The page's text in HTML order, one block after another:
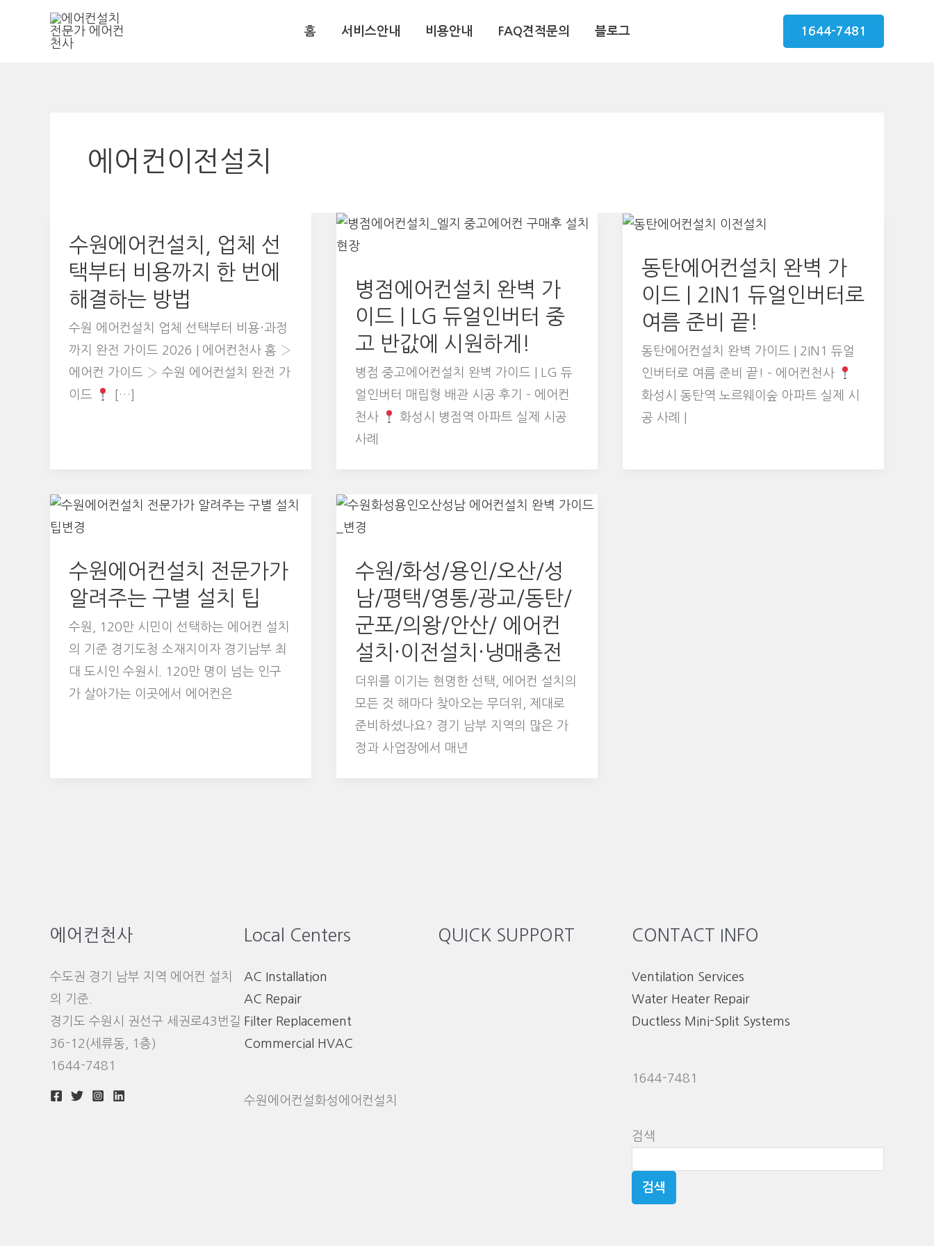
홈 서비스안내 비용안내 FAQ견적문의 블로그 1644-7481
에어컨이전설치
수원에어컨설치, 업체 선
택부터 비용까지 한 번에
해결하는 방법
수원 에어컨설치 업체 선택부터 비용·과정
까지 완전 가이드 2026 | 에어컨천사 홈 ›
에어컨 가이드 › 수원 에어컨설치 완전 가
이드
[…]
병점에어컨설치 완벽 가
이드 | LG 듀얼인버터 중
고 반값에 시원하게!
병점 중고에어컨설치 완벽 가이드 | LG 듀
얼인버터 매립형 배관 시공 후기 – 에어컨
천사
화성시 병점역 아파트 실제 시공
사례
동탄에어컨설치 완벽 가
이드 | 2IN1 듀얼인버터로
여름 준비 끝!
동탄에어컨설치 완벽 가이드 | 2IN1 듀얼
인버터로 여름 준비 끝! – 에어컨천사
화성시 동탄역 노르웨이숲 아파트 실제 시
공 사례 |
수원에어컨설치 전문가가
알려주는 구별 설치 팁
수원, 120만 시민이 선택하는 에어컨 설치
의 기준 경기도청 소재지이자 경기남부 최
대 도시인 수원시. 120만 명이 넘는 인구
가 살아가는 이곳에서 에어컨은
수원/화성/용인/오산/성
남/평택/영통/광교/동탄/
군포/의왕/안산/ 에어컨
설치·이전설치·냉매충전
더위를 이기는 현명한 선택, 에어컨 설치의
모든 것 해마다 찾아오는 무더위, 제대로
준비하셨나요? 경기 남부 지역의 많은 가
정과 사업장에서 매년
에어컨천사
수도권 경기 남부 지역 에어컨 설치
의 기준.
경기도 수원시 권선구 세권로43번길
36-12(세류동, 1층)
1644-7481
Local Centers
AC Installation
AC Repair
Filter Replacement
Commercial HVAC
수원에어컨설화성에어컨설치
QUICK SUPPORT CONTACT INFO
Ventilation Services
Water Heater Repair
Ductless Mini-Split Systems
1644-7481
검색
검색